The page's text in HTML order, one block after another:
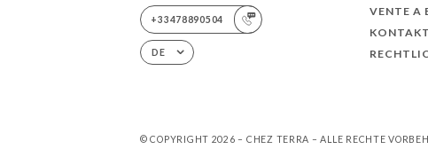
+33478890504
DE
VENTE A
KONTAKT
© COPYRIGHT 2026 – CHEZ TERRA – ALLE RECHTE